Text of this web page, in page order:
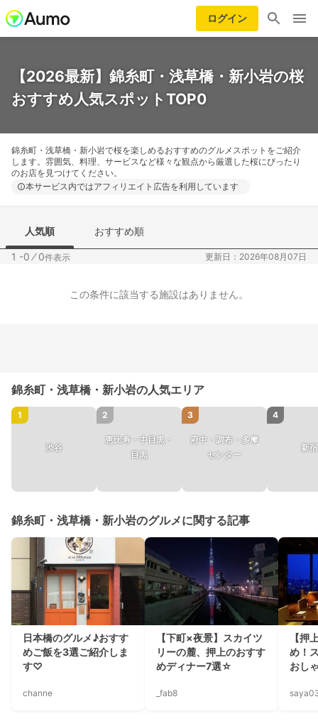
ログイン
【2026最新】錦糸町・浅草橋・新小岩の桜
おすすめ人気スポットTOP0
錦糸町・浅草橋・新小岩で桜を楽しめるおすすめのグルメスポットをご紹介
します。雰囲気、料理、サービスなど様々な観点から厳選した桜にぴったり
のお店を見つけてください。
本サービス内ではアフィリエイト広告を利用しています
人気順 おすすめ順
1 -0 ⁄0件表示 更新日：2026年08月07日
この条件に該当する施設はありません。
錦糸町・浅草橋・新小岩の人気エリア
1
渋谷
2
恵比寿・中目黒・
目黒
3
府中・調布・多摩
センター
4
新宿
錦糸町・浅草橋・新小岩のグルメに関する記事
日本橋のグルメ♪おすす
めご飯を3選ご紹介しま
す♡
channe
【下町×夜景】スカイツ
リーの麓、押上のおすす
めディナー7選☆
_fab8
【押
め！
おし